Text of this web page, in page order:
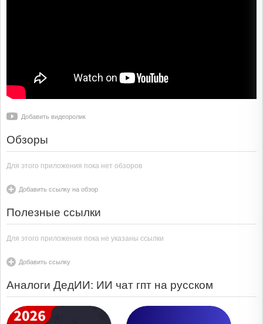
Добавить видеоролик
Обзоры
Для этого приложения пока нет обзоров
Добавить ссылку на обзор
Полезные ссылки
Для этого приложения пока не указаны ссылки
Добавить ссылку
Аналоги ДедИИ: ИИ чат гпт на русском